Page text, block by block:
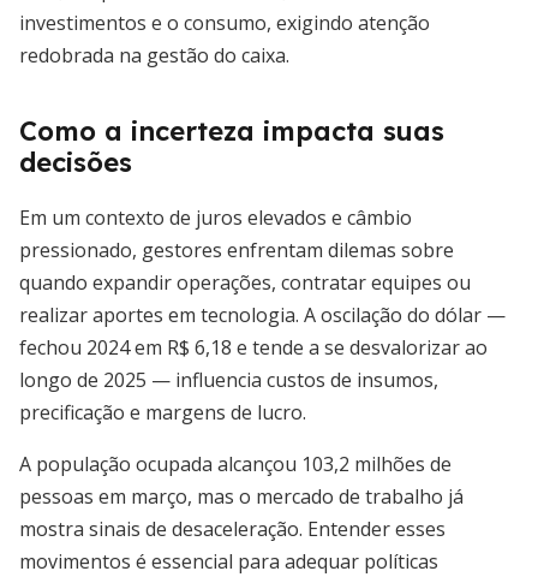
investimentos e o consumo, exigindo atenção
redobrada na gestão do caixa.
Como a incerteza impacta suas
decisões
Em um contexto de juros elevados e câmbio
pressionado, gestores enfrentam dilemas sobre
quando expandir operações, contratar equipes ou
realizar aportes em tecnologia. A oscilação do dólar —
fechou 2024 em R$ 6,18 e tende a se desvalorizar ao
longo de 2025 — influencia custos de insumos,
precificação e margens de lucro.
A população ocupada alcançou 103,2 milhões de
pessoas em março, mas o mercado de trabalho já
mostra sinais de desaceleração. Entender esses
movimentos é essencial para adequar políticas